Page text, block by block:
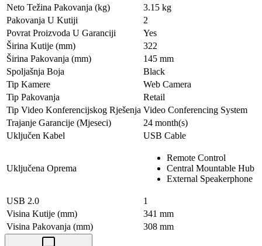
Neto Težina Pakovanja (kg)
3.15 kg
Pakovanja U Kutiji
2
Povrat Proizvoda U Garanciji
Yes
Širina Kutije (mm)
322
Širina Pakovanja (mm)
145 mm
Spoljašnja Boja
Black
Tip Kamere
Web Camera
Tip Pakovanja
Retail
Tip Video Konferencijskog Rješenja Video Conferencing System
Trajanje Garancije (Mjeseci)
24 month(s)
Uključen Kabel
USB Cable
Uključena Oprema
Remote Control
Central Mountable Hub
External Speakerphone
USB 2.0
1
Visina Kutije (mm)
341 mm
Visina Pakovanja (mm)
308 mm